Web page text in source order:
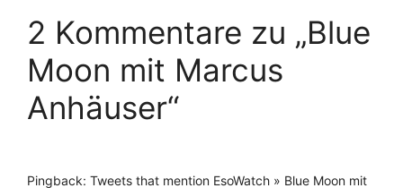
2 Kommentare zu „Blue
Moon mit Marcus
Anhäuser“
Pingback: Tweets that mention EsoWatch » Blue Moon mit